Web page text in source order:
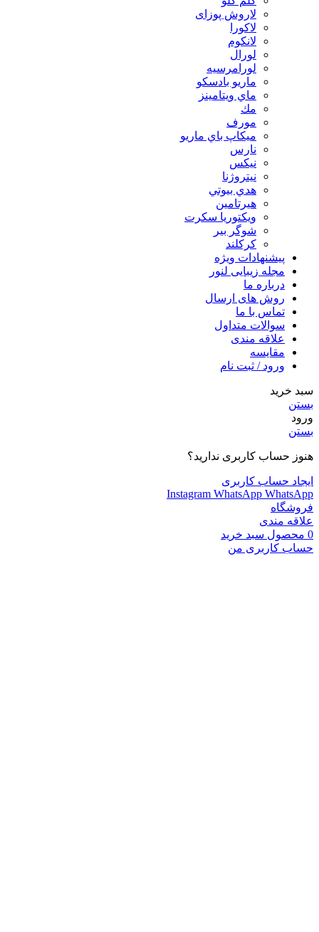
لاروش پوزای
لاكورا
لانكوم
لورال
لورامرسيه
ماريو بادسكو
ماي ويتامينز
مك
مورف
ميكاپ باي ماريو
نارس
نيكس
نیتروژنا
هدي بيوتي
هیرتامین
ویکتوریا سکرت
شوگر بير
کرکلند
پیشنهادات ویژه
مجله زیبایی لنور
درباره ما
روش های ارسال
تماس با ما
سوالات متداول
علاقه مندی
مقایسه
ورود / ثبت نام
سبد خرید
بستن
ورود
بستن
هنوز حساب کاربری ندارید؟
ایجاد حساب کاربری
Instagram WhatsApp WhatsApp
فروشگاه
علاقه مندی
0 محصول سبد خرید
حساب کاربری من